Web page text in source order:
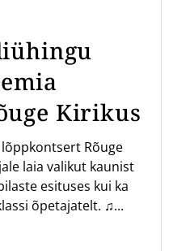
Kirikus
lõppkontsert Rõuge
laia valikut kaunist
esituses kui ka
õpetajatelt. ♫...